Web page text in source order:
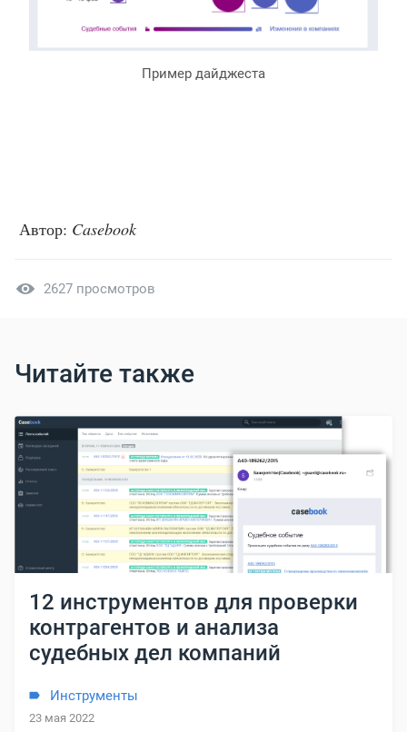
Пример дайджеста
Автор: Casebook
2627 просмотров
Читайте также
12 инструментов для проверки
контрагентов и анализа
судебных дел компаний
Инструменты
23 мая 2022